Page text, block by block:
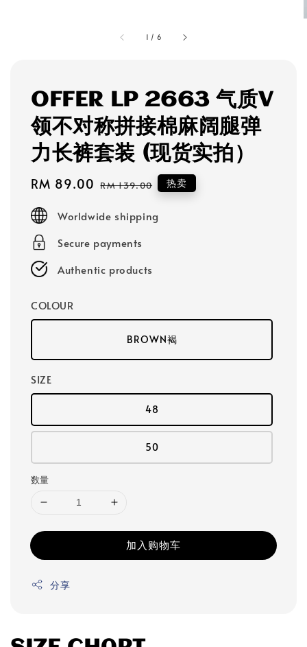
1 / 6
OFFER LP 2663 气质V
领不对称拼接棉麻阔腿弹
力长裤套装 (现货实拍）
Sale
RM 89.00 Regular
RM 139.00 热卖
Worldwide shipping
Secure payments
Authentic products
COLOUR
BROWN褐
SIZE
48
50
数量
加入购物车
分享